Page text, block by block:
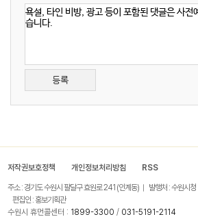
등록
저작권보호정책 개인정보처리방침 RSS
주소 : 경기도 수원시 팔달구 효원로 241 (인계동) 발행처 : 수원시청
편집인 : 홍보기획관
수원시 휴먼콜센터 : 1899-3300 / 031-5191-2114